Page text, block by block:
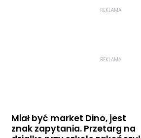
REKLAMA
REKLAMA
Miał być market Dino, jest
znak zapytania. Przetarg na